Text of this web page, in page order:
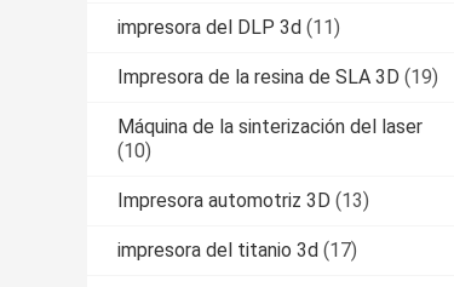
impresora del DLP 3d (11)
Impresora de la resina de SLA 3D (19)
Máquina de la sinterización del laser
(10)
Impresora automotriz 3D (13)
impresora del titanio 3d (17)